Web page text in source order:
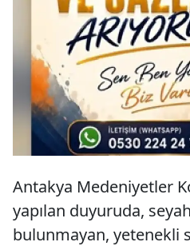
Antakya Medeniyetler
yapılan duyuruda,
bulunmayan, yetenekli